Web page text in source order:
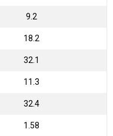
9.2
18.2
32.1
11.3
32.4
1.58